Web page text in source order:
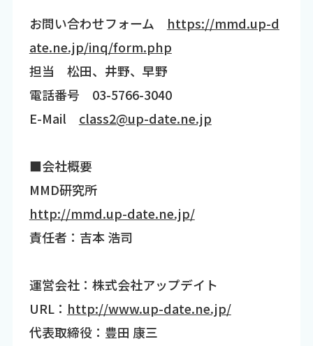
お問い合わせフォーム https://mmd.up-d
ate.ne.jp/inq/form.php
担当 松田、井野、早野
電話番号 03-5766-3040
E-Mail class2@up-date.ne.jp
■会社概要
MMD研究所
http://mmd.up-date.ne.jp/
責任者：吉本 浩司
運営会社：株式会社アップデイト
URL： http://www.up-date.ne.jp/
代表取締役：豊田 康三